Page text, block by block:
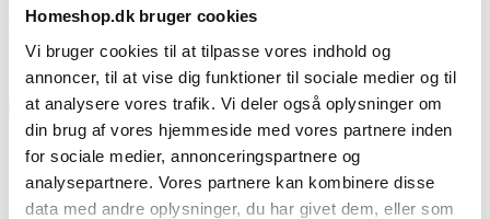
Homeshop.dk bruger cookies
Vi bruger cookies til at tilpasse vores indhold og
annoncer, til at vise dig funktioner til sociale medier og til
at analysere vores trafik. Vi deler også oplysninger om
din brug af vores hjemmeside med vores partnere inden
for sociale medier, annonceringspartnere og
analysepartnere. Vores partnere kan kombinere disse
data med andre oplysninger, du har givet dem, eller som
Læs mere
Skriv produktanmeldelse
Ingen kundeanmeldelser for øjeblikket
×
Bradley Apple Bisquettes 120 stk.